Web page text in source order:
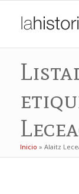
Inicio » Alaitz